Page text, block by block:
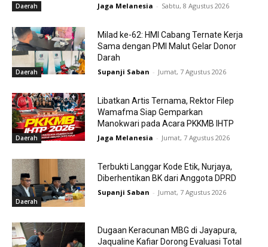
Daerah Jaga Melanesia - Sabtu, 8 Agustus 2026
Daerah
Milad ke-62: HMI Cabang Ternate Kerja
Sama dengan PMI Malut Gelar Donor
Darah
Supanji Saban - Jumat, 7 Agustus 2026
Daerah
Libatkan Artis Ternama, Rektor Filep
Wamafma Siap Gemparkan
Manokwari pada Acara PKKMB IHTP
Jaga Melanesia - Jumat, 7 Agustus 2026
Daerah
Terbukti Langgar Kode Etik, Nurjaya,
Diberhentikan BK dari Anggota DPRD
Supanji Saban - Jumat, 7 Agustus 2026
Dugaan Keracunan MBG di Jayapura,
Jaqualine Kafiar Dorong Evaluasi Total